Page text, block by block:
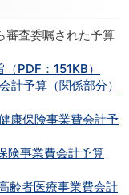
審査委嘱された予算
PDF：151KB）
計予算（関係部分）
康保険事業費会計予
険事業費会計予算
齢者医療事業費会計